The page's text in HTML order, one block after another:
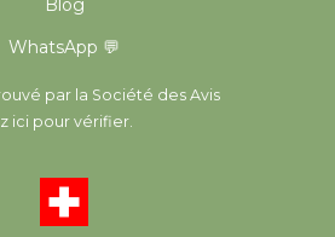
Blog
WhatsApp 💬
par la Société des Avis
ici pour vérifier